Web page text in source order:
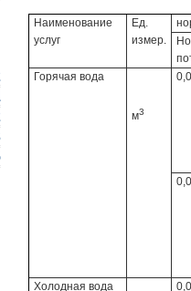
Наименование
услуг
Ед.
измер.
Горячая вода
м3
Холодная вода